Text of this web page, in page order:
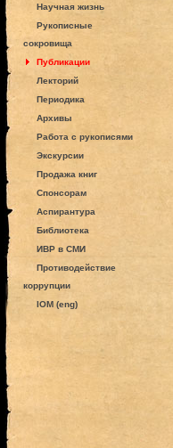
Научная жизнь
Рукописные
сокровища
Публикации
Лекторий
Периодика
Архивы
Работа с рукописями
Экскурсии
Продажа книг
Спонсорам
Аспирантура
Библиотека
ИВР в СМИ
Противодействие
коррупции
IOM (eng)